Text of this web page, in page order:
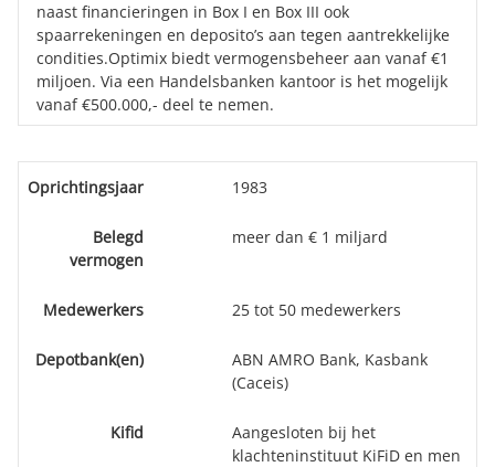
naast financieringen in Box I en Box III ook
spaarrekeningen en deposito’s aan tegen aantrekkelijke
condities.Optimix biedt vermogensbeheer aan vanaf €1
miljoen. Via een Handelsbanken kantoor is het mogelijk
vanaf €500.000,- deel te nemen.
Oprichtingsjaar 1983
Belegd
vermogen
meer dan € 1 miljard
Medewerkers 25 tot 50 medewerkers
Depotbank(en)
ABN AMRO Bank, Kasbank
(Caceis)
Kifid
Aangesloten bij het
klachteninstituut KiFiD en men